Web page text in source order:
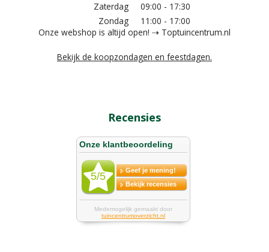
Zaterdag
09:00 - 17:30
Zondag
11:00 - 17:00
Onze webshop is altijd open! ⇢ Toptuincentrum.nl
Bekijk de koopzondagen en feestdagen.
Recensies